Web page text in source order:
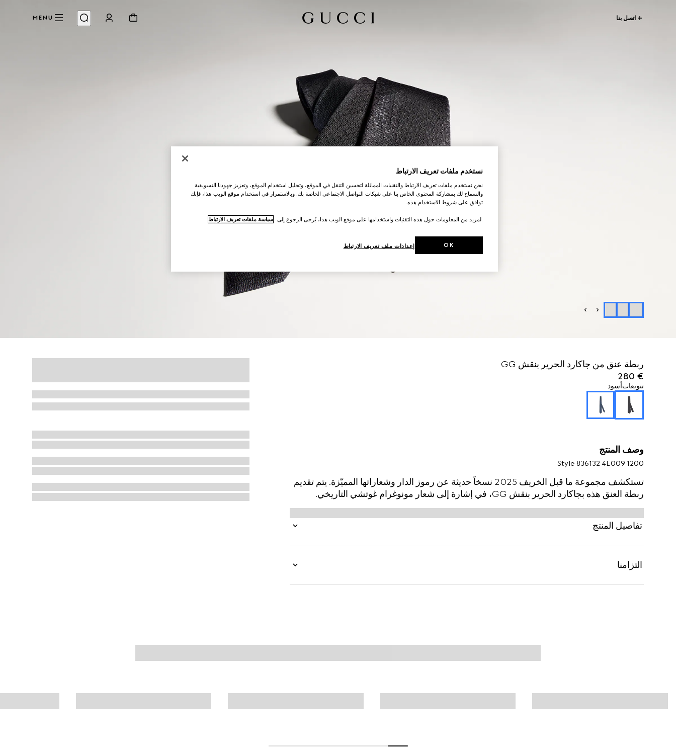
اتصل بنا MENU
ربطة عنق من جاكارد الحرير بنقش GG
€ 280
تنويعاتأسود
وصف المنتج
Style ‎836132 4E009 1200
تستكشف مجموعة ما قبل الخريف 2025 نسخاً حديثة عن رموز الدار وشعاراتها المميّزة. يتم تقديم
ربطة العنق هذه بجاكارد الحرير بنقش GG، في إشارة إلى شعار مونوغرام غوتشي التاريخي.
تفاصيل المنتج
التزامنا
نستخدم ملفات تعريف الارتباط
نحن نستخدم ملفات تعريف الارتباط والتقنيات المماثلة لتحسين التنقل في الموقع، وتحليل استخدام الموقع، وتعزيز جهودنا التسويقية
والسماح لك بمشاركة المحتوى الخاص بنا على شبكات التواصل الاجتماعي الخاصة بك. وبالاستمرار في استخدام موقع الويب هذا، فإنك
توافق على شروط الاستخدام هذه.
.لمزيد من المعلومات حول هذه التقنيات واستخدامها على موقع الويب هذا، يُرجى الرجوع إلى سياسة ملفات تعريف الارتباط
إعدادات ملف تعريف الارتباط OK